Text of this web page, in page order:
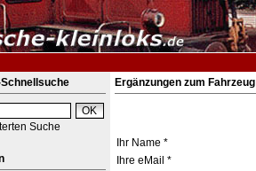
Suche
Ergänzungen zum Fahrzeug
Ihr Name *
Ihre eMail *